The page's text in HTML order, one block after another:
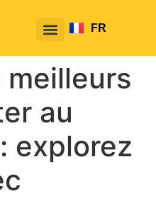
FR
EN
meilleurs
au
explorez